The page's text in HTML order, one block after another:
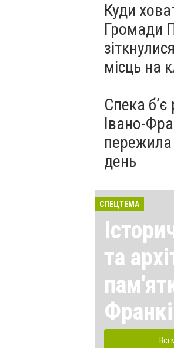
Куди
Громади
місць на
Спека
Івано-
пережила
день
СПЕЦТЕМА
та
Всі